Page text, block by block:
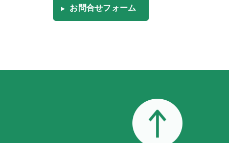
お問合せフォーム